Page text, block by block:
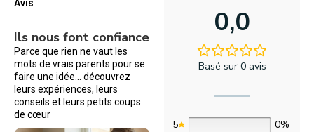
Avis
Ils nous font confiance
Parce que rien ne vaut les
mots de vrais parents pour se
faire une idée… découvrez
leurs expériences, leurs
conseils et leurs petits coups
de cœur
0,0
Basé sur 0 avis
5
0%